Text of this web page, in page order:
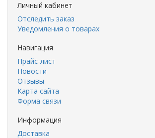
Личный кабинет
Отследить заказ
Уведомления о товарах
Навигация
Прайс-лист
Новости
Отзывы
Карта сайта
Форма связи
Информация
Доставка